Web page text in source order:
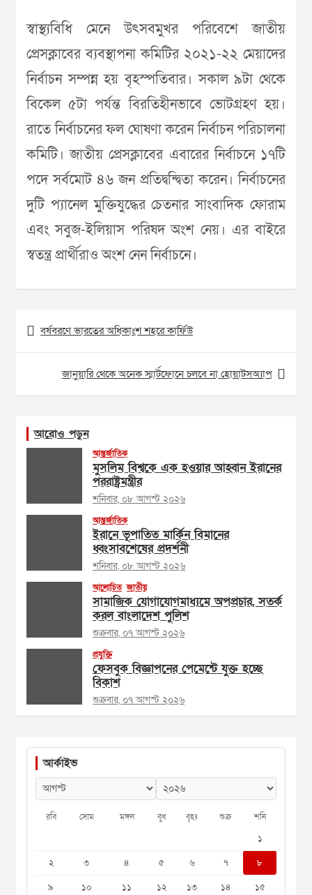
স্বাস্থ্যবিধি মেনে উৎসবমুখর পরিবেশে জাতীয়
প্রেসক্লাবের ব্যবস্থাপনা কমিটির ২০২১-২২ মেয়াদের
নির্বাচন সম্পন্ন হয় বৃহস্পতিবার। সকাল ৯টা থেকে
বিকেল ৫টা পর্যন্ত বিরতিহীনভাবে ভোটগ্রহণ হয়।
রাতে নির্বাচনের ফল ঘোষণা করেন নির্বাচন পরিচালনা
কমিটি। জাতীয় প্রেসক্লাবের এবারের নির্বাচনে ১৭টি
পদে সর্বমোট ৪৬ জন প্রতিদ্বন্দ্বিতা করেন। নির্বাচনের
দুটি প্যানেল মুক্তিযুদ্ধের চেতনার সাংবাদিক ফোরাম
এবং সবুজ-ইলিয়াস পরিষদ অংশ নেয়। এর বাইরে
স্বতন্ত্র প্রার্থীরাও অংশ নেন নির্বাচনে।
Post
navigation
বর্ষবরণে ভারতের অধিকাংশ শহরে কার্ফিউ
জানুয়ারি থেকে অনেক স্মার্টফোনে চলবে না হোয়াটসঅ্যাপ
আরোও পড়ুন
আন্তর্জাতিক
মুসলিম বিশ্বকে এক হওয়ার আহ্বান ইরানের
পররাষ্ট্রমন্ত্রীর
শনিবার, ০৮ আগস্ট ২০২৬
আন্তর্জাতিক
ইরানে ভূপাতিত মার্কিন বিমানের
ধ্বংসাবশেষের প্রদর্শনী
শনিবার, ০৮ আগস্ট ২০২৬
আলোচিত জাতীয়
সামাজিক যোগাযোগমাধ্যমে অপপ্রচার, সতর্ক
করল বাংলাদেশ পুলিশ
শুক্রবার, ০৭ আগস্ট ২০২৬
প্রযুক্তি
ফেসবুক বিজ্ঞাপনের পেমেন্টে যুক্ত হচ্ছে
বিকাশ
শুক্রবার, ০৭ আগস্ট ২০২৬
আর্কাইভ
রবি সোম মঙ্গল বুধ বৃহঃ শুক্র শনি
১
২
৩ ৪ ৫ ৬ ৭
৮
৯
১০ ১১ ১২ ১৩ ১৪ ১৫